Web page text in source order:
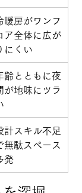
暖房がワンフ
ア全体に広が
にくい
齢とともに夜
が地味にツラ
計スキル不足
無駄スペース
発